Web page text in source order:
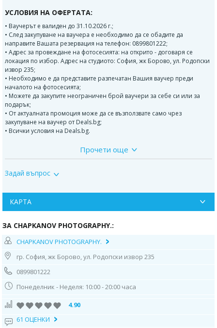
УСЛОВИЯ НА ОФЕРТАТА:
• Ваучерът е валиден до 31.10.2026 г.;
• След закупуване на ваучера е необходимо да се обадите да
направите Вашата резервация на телефон: 0899801222;
• Адрес за провеждане на фотосесията: на открито - договаря се
локация по избор. Адрес на студиото: София, жк Борово, ул. Родопски
извор 235;
• Необходимо е да представите разпечатан Вашия ваучер преди
началото на фотосесията;
• Можете да закупите неограничен брой ваучери за себе си или за
подарък;
• От актуалната промоция може да се възползвате само чрез
закупуване на ваучер от Deals.bg;
• Всички условия на Deals.bg.
Може да се възползвате от актуалната промоция само чрез закупуване
невалиден и сумата по него не се възстановява!
Прочети още
Задай въпрос
КАРТА
ЗА CHAPKANOV PHOTOGRAPHY.:
CHAPKANOV PHOTOGRAPHY.
гр. София, жк Борово, ул. Родопски извор 235
0899801222
Понеделник - Неделя: 10:00 - 20:00 часа
4.90
61 ОЦЕНКИ